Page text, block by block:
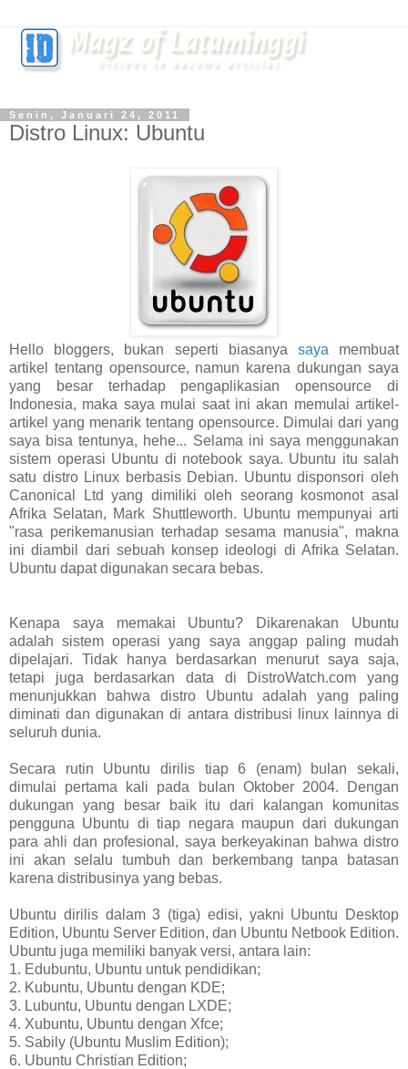
Senin, Januari 24, 2011
Distro Linux: Ubuntu
Hello bloggers, bukan seperti biasanya saya membuat
artikel tentang opensource, namun karena dukungan saya
yang besar terhadap pengaplikasian opensource di
Indonesia, maka saya mulai saat ini akan memulai artikel-
artikel yang menarik tentang opensource. Dimulai dari yang
saya bisa tentunya, hehe... Selama ini saya menggunakan
sistem operasi Ubuntu di notebook saya. Ubuntu itu salah
satu distro Linux berbasis Debian. Ubuntu disponsori oleh
Canonical Ltd yang dimiliki oleh seorang kosmonot asal
Afrika Selatan, Mark Shuttleworth. Ubuntu mempunyai arti
"rasa perikemanusian terhadap sesama manusia", makna
ini diambil dari sebuah konsep ideologi di Afrika Selatan.
Ubuntu dapat digunakan secara bebas.
Kenapa saya memakai Ubuntu? Dikarenakan Ubuntu
adalah sistem operasi yang saya anggap paling mudah
dipelajari. Tidak hanya berdasarkan menurut saya saja,
tetapi juga berdasarkan data di DistroWatch.com yang
menunjukkan bahwa distro Ubuntu adalah yang paling
diminati dan digunakan di antara distribusi linux lainnya di
seluruh dunia.
Secara rutin Ubuntu dirilis tiap 6 (enam) bulan sekali,
dimulai pertama kali pada bulan Oktober 2004. Dengan
dukungan yang besar baik itu dari kalangan komunitas
pengguna Ubuntu di tiap negara maupun dari dukungan
para ahli dan profesional, saya berkeyakinan bahwa distro
ini akan selalu tumbuh dan berkembang tanpa batasan
karena distribusinya yang bebas.
Ubuntu dirilis dalam 3 (tiga) edisi, yakni Ubuntu Desktop
Edition, Ubuntu Server Edition, dan Ubuntu Netbook Edition.
Ubuntu juga memiliki banyak versi, antara lain:
1. Edubuntu, Ubuntu untuk pendidikan;
2. Kubuntu, Ubuntu dengan KDE;
3. Lubuntu, Ubuntu dengan LXDE;
4. Xubuntu, Ubuntu dengan Xfce;
5. Sabily (Ubuntu Muslim Edition);
6. Ubuntu Christian Edition;